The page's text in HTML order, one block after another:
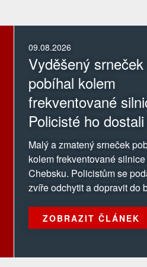
09.08.2026
Vyděšený srneček
pobíhal kolem
frekventované
Policisté ho
bezpečí
Malý a zmatený srneček
kolem frekventované
Chebsku. Policistům se
zvíře odchytit a dopravit do
ZOBRAZIT ČLÁNEK